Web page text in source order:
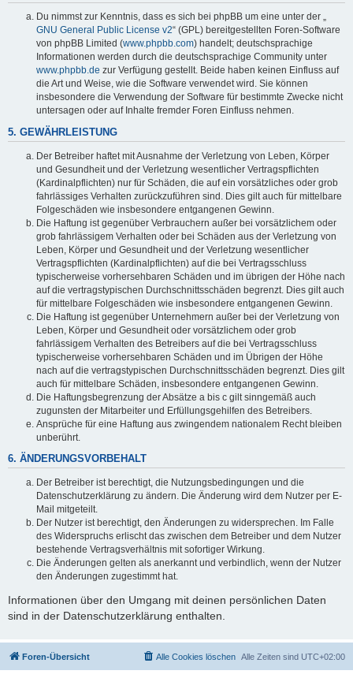
Du nimmst zur Kenntnis, dass es sich bei phpBB um eine unter der „
GNU General Public License v2“ (GPL) bereitgestellten Foren-Software
von phpBB Limited (www.phpbb.com) handelt; deutschsprachige
Informationen werden durch die deutschsprachige Community unter
www.phpbb.de zur Verfügung gestellt. Beide haben keinen Einfluss auf
die Art und Weise, wie die Software verwendet wird. Sie können
insbesondere die Verwendung der Software für bestimmte Zwecke nicht
untersagen oder auf Inhalte fremder Foren Einfluss nehmen.
5. GEWÄHRLEISTUNG
Der Betreiber haftet mit Ausnahme der Verletzung von Leben, Körper
und Gesundheit und der Verletzung wesentlicher Vertragspflichten
(Kardinalpflichten) nur für Schäden, die auf ein vorsätzliches oder grob
fahrlässiges Verhalten zurückzuführen sind. Dies gilt auch für mittelbare
Folgeschäden wie insbesondere entgangenen Gewinn.
Die Haftung ist gegenüber Verbrauchern außer bei vorsätzlichem oder
grob fahrlässigem Verhalten oder bei Schäden aus der Verletzung von
Leben, Körper und Gesundheit und der Verletzung wesentlicher
Vertragspflichten (Kardinalpflichten) auf die bei Vertragsschluss
typischerweise vorhersehbaren Schäden und im übrigen der Höhe nach
auf die vertragstypischen Durchschnittsschäden begrenzt. Dies gilt auch
für mittelbare Folgeschäden wie insbesondere entgangenen Gewinn.
Die Haftung ist gegenüber Unternehmern außer bei der Verletzung von
Leben, Körper und Gesundheit oder vorsätzlichem oder grob
fahrlässigem Verhalten des Betreibers auf die bei Vertragsschluss
typischerweise vorhersehbaren Schäden und im Übrigen der Höhe
nach auf die vertragstypischen Durchschnittsschäden begrenzt. Dies gilt
auch für mittelbare Schäden, insbesondere entgangenen Gewinn.
Die Haftungsbegrenzung der Absätze a bis c gilt sinngemäß auch
zugunsten der Mitarbeiter und Erfüllungsgehilfen des Betreibers.
Ansprüche für eine Haftung aus zwingendem nationalem Recht bleiben
unberührt.
6. ÄNDERUNGSVORBEHALT
Der Betreiber ist berechtigt, die Nutzungsbedingungen und die
Datenschutzerklärung zu ändern. Die Änderung wird dem Nutzer per E-
Mail mitgeteilt.
Der Nutzer ist berechtigt, den Änderungen zu widersprechen. Im Falle
des Widerspruchs erlischt das zwischen dem Betreiber und dem Nutzer
bestehende Vertragsverhältnis mit sofortiger Wirkung.
Die Änderungen gelten als anerkannt und verbindlich, wenn der Nutzer
den Änderungen zugestimmt hat.
Informationen über den Umgang mit deinen persönlichen Daten
sind in der Datenschutzerklärung enthalten.
Foren-Übersicht Alle Zeiten sind UTC+02:00
Alle Cookies löschen